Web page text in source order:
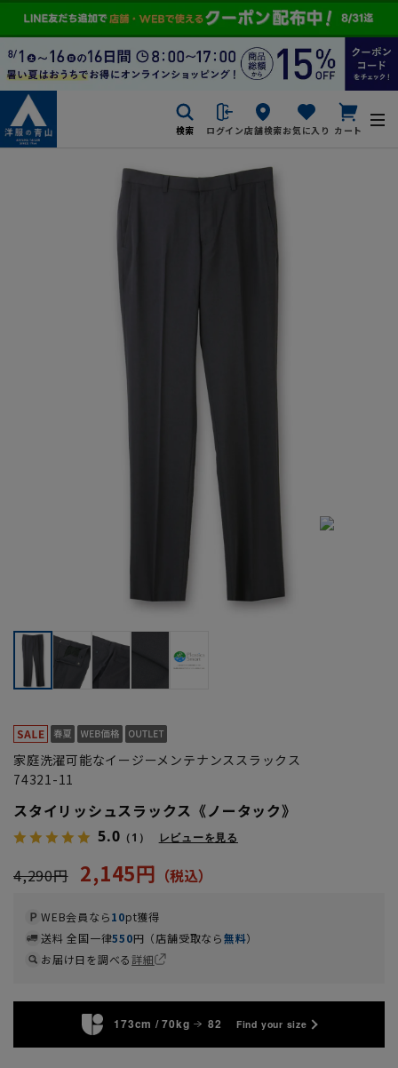
検索 ログイン店舗検索お気に入り カート
家庭洗濯可能なイージーメンテナンススラックス
74321-11
スタイリッシュスラックス《ノータック》
5.0 （1） レビューを見る
4,290円 2,145円
WEB会員なら10pt獲得
送料 全国一律550円（店舗受取なら無料）
お届け日を調べる詳細
173cm / 70kg 82 Find your size